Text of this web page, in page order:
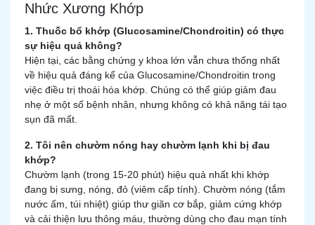
Nhức Xương Khớp
1. Thuốc bổ khớp (Glucosamine/Chondroitin) có thực
sự hiệu quả không?
Hiện tại, các bằng chứng y khoa lớn vẫn chưa thống nhất
về hiệu quả đáng kể của Glucosamine/Chondroitin trong
việc điều trị thoái hóa khớp. Chúng có thể giúp giảm đau
nhẹ ở một số bệnh nhân, nhưng không có khả năng tái tạo
sụn đã mất.
2. Tôi nên chườm nóng hay chườm lạnh khi bị đau
khớp?
Chườm lạnh (trong 15-20 phút) hiệu quả nhất khi khớp
đang bị sưng, nóng, đỏ (viêm cấp tính). Chườm nóng (tắm
nước ấm, túi nhiệt) giúp thư giãn cơ bắp, giảm cứng khớp
và cải thiện lưu thông máu, thường dùng cho đau mạn tính